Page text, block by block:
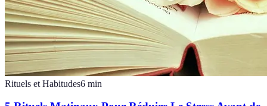
Rituels et Habitudes6 min